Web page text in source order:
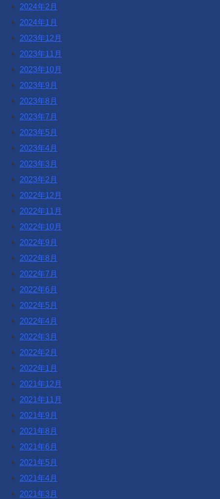
2024年2月
2024年1月
2023年12月
2023年11月
2023年10月
2023年9月
2023年8月
2023年7月
2023年5月
2023年4月
2023年3月
2023年2月
2022年12月
2022年11月
2022年10月
2022年9月
2022年8月
2022年7月
2022年6月
2022年5月
2022年4月
2022年3月
2022年2月
2022年1月
2021年12月
2021年11月
2021年9月
2021年8月
2021年6月
2021年5月
2021年4月
2021年3月